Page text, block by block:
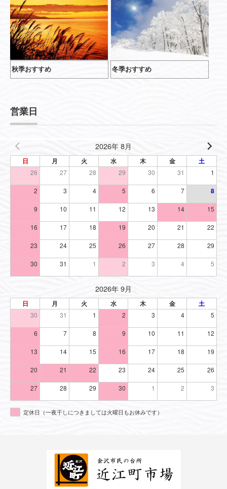
秋季おすすめ 冬季おすすめ
営業日
2026年 8月
日 月 火 水 木 金 土
26 27 28 29 30 31 1
2 3 4 5 6 7 8
9 10 11 12 13 14 15
16 17 18 19 20 21 22
23 24 25 26 27 28 29
30 31 1 2 3 4 5
2026年 9月
日 月 火 水 木 金 土
30 31 1 2 3 4 5
6 7 8 9 10 11 12
13 14 15 16 17 18 19
20 21 22 23 24 25 26
27 28 29 30 1 2 3
定休日（一夜干しにつきましては火曜日もお休みです）